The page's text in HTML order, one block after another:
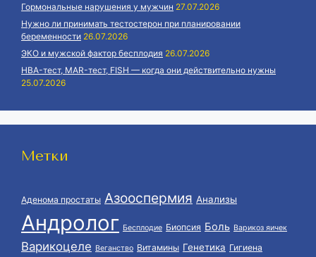
Гормональные нарушения у мужчин 27.07.2026
Нужно ли принимать тестостерон при планировании
беременности 26.07.2026
ЭКО и мужской фактор бесплодия 26.07.2026
HBA-тест, MAR-тест, FISH — когда они действительно нужны
25.07.2026
Метки
Аденома простаты Азооспермия Анализы
Андролог Бесплодие Биопсия Боль Варикоз яичек
Варикоцеле Веганство Витамины Генетика Гигиена